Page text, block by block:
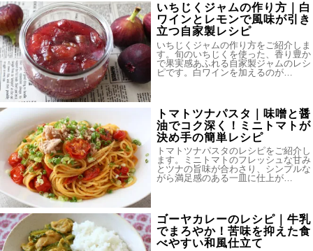
いちじくジャムの作り方｜白
ワインとレモンで風味が引き
立つ自家製レシピ
いちじくジャムの作り方をご紹介しま
す。旬のいちじくを使った、香り豊か
で果実感あふれる自家製ジャムのレシ
ピです。白ワインを加えるのが…
トマトツナパスタ｜味噌と醤
油でコク深く！ミニトマトが
決め手の簡単レシピ
トマトツナパスタのレシピをご紹介し
ます。ミニトマトのフレッシュな甘み
とツナの旨味が合わさり、シンプルな
がら満足感のある一皿に仕上が…
ゴーヤカレーのレシピ｜牛乳
でまろやか！苦味を抑えた食
べやすい和風仕立て